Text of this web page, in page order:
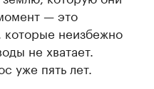
— это
неизбежно
не хватает.
уже пять лет.